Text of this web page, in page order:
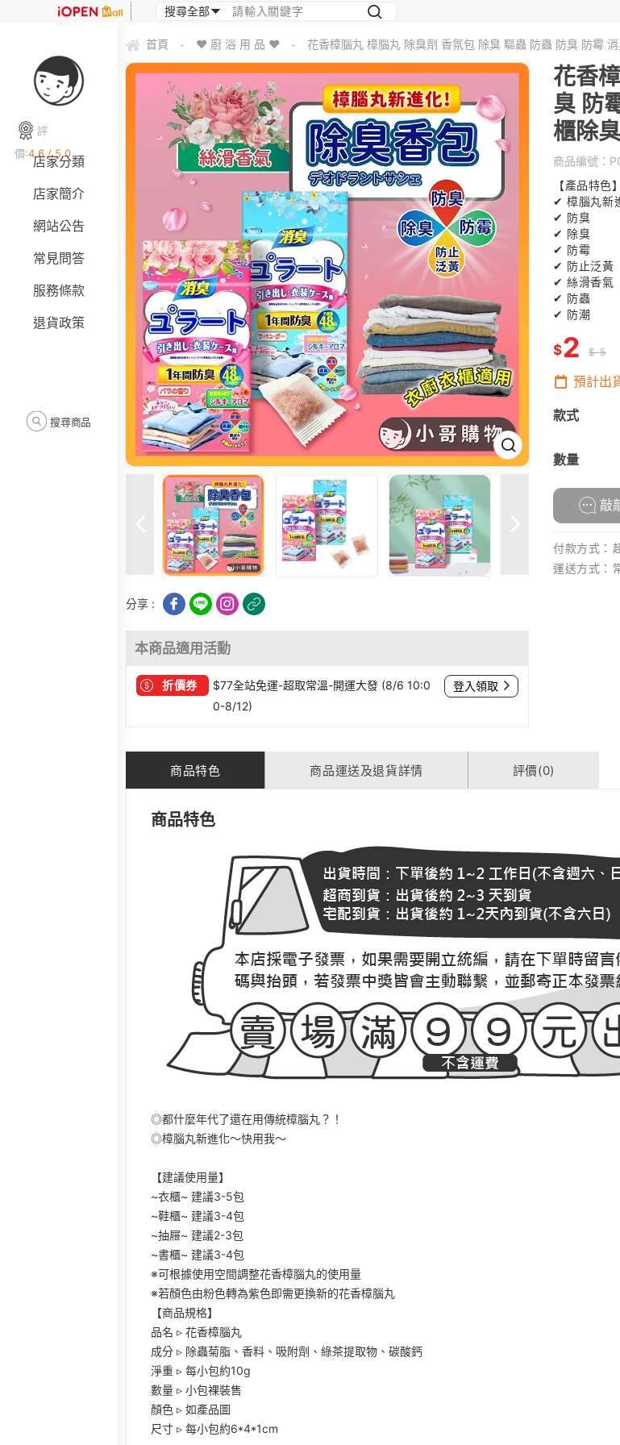
評
價:4.6 / 5.0
搜尋商品
店家分類
店家簡介
網站公告
常見問答
服務條款
退貨政策
首頁 - ♥ 廚 浴 用 品 ♥ - 花香樟腦丸 樟腦丸 除臭劑 香氛包 除臭 驅蟲 防蟲 防臭 防霉
分享 :
本商品適用活動
折價券
$77全站免運-超取常溫-開運大發 (8/6 10:0
0-8/12)
登入領取
花香
臭 防
櫃除
商品編號：
【產品特色】
✔ 樟腦丸新
✔ 防臭
✔ 除臭
✔ 防霉
✔ 防止泛黃
✔ 絲滑香氣
✔ 防蟲
✔ 防潮
$2 $ 5
預計出
款式
數量
敲
付款方式：
運送方式：
商品特色 商品運送及退貨詳情 評價(0)
商品特色
◎都什麼年代了還在用傳統樟腦丸？！
◎樟腦丸新進化～快用我～
【建議使用量】
~衣櫃~ 建議3-5包
~鞋櫃~ 建議3-4包
~抽屜~ 建議2-3包
~書櫃~ 建議3-4包
※可根據使用空間調整花香樟腦丸的使用量
※若顏色由粉色轉為紫色即需更換新的花香樟腦丸
【商品規格】
品名 ▹ 花香樟腦丸
成分 ▹ 除蟲菊脂、香料、吸附劑、綠茶提取物、碳酸鈣
淨重 ▹ 每小包約10g
數量 ▹ 小包裸裝售
顏色 ▹ 如產品圖
尺寸 ▹ 每小包約6*4*1cm